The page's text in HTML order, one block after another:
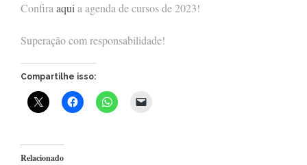
Confiraaquia agenda de cursos de 2023!
Superação com responsabilidade!
Compartilhe isso:
Relacionado